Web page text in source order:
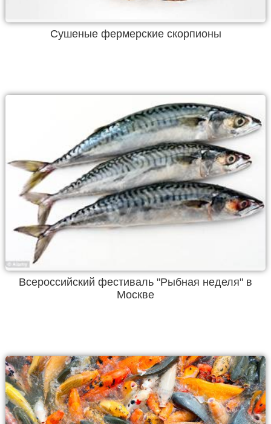
Сушеные фермерские скорпионы
Всероссийский фестиваль "Рыбная неделя" в
Москве